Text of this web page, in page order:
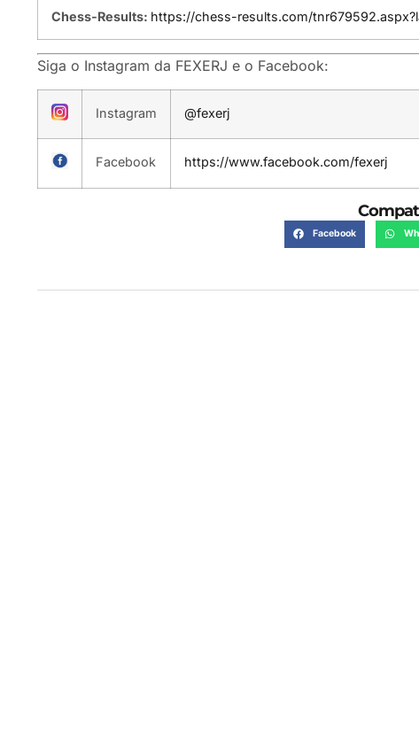
Chess-Results: https://chess-results.com/
Siga o Instagram da FEXERJ e o Facebook:
Instagram @fexerj
Facebook https://www.facebook.com/fexerj
Facebook